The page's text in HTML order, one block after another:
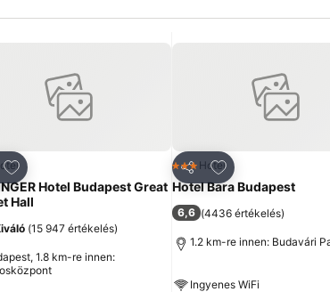
Hozzáadás a kedvencekhez
Hotel Budapest Great
Hall
(15 947 értékelés)
1.8 km-re innen:
Megosztás
Hozzáadás a
3 Kategória
Hotel
Hotel Bara Budapest
6,6 (4436 értékelés)
1.2 km-re innen: Budavári
Ingyenes WiFi